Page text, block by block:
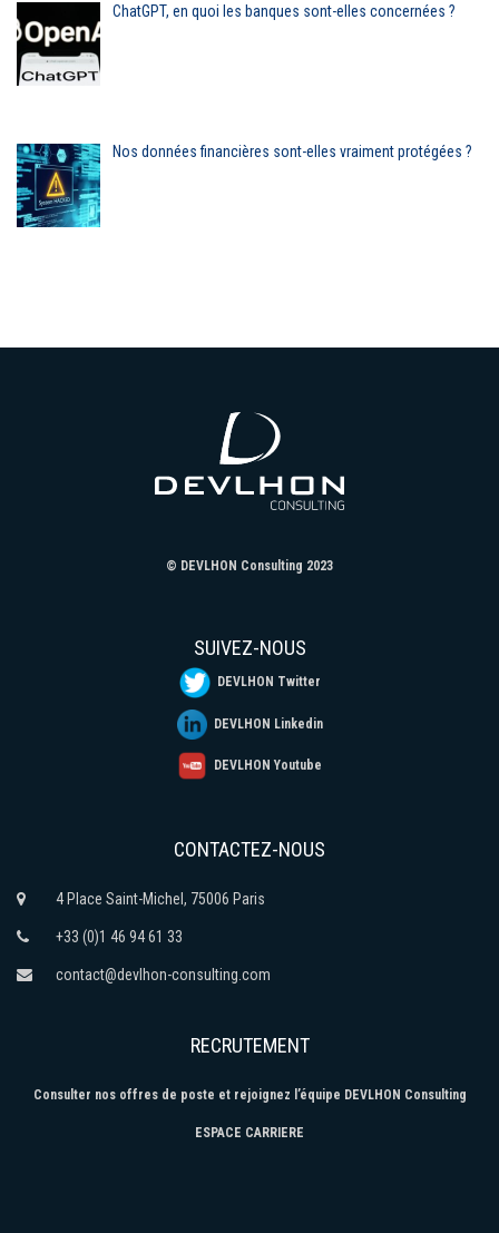
ChatGPT, en quoi les banques sont-elles concernées ?
Nos données financières sont-elles vraiment protégées ?
© DEVLHON Consulting 2023
SUIVEZ-NOUS
DEVLHON Twitter
DEVLHON Linkedin
DEVLHON Youtube
CONTACTEZ-NOUS
4 Place Saint-Michel, 75006 Paris
+33 (0)1 46 94 61 33
contact@devlhon-consulting.com
RECRUTEMENT
Consulter nos offres de poste et rejoignez l’équipe DEVLHON Consulting
ESPACE CARRIERE